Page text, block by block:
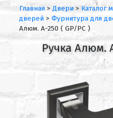
Главная > Двери > Каталог
дверей > Фурнитура для
Алюм. А-250 ( GP/PC )
Ручка Алюм.